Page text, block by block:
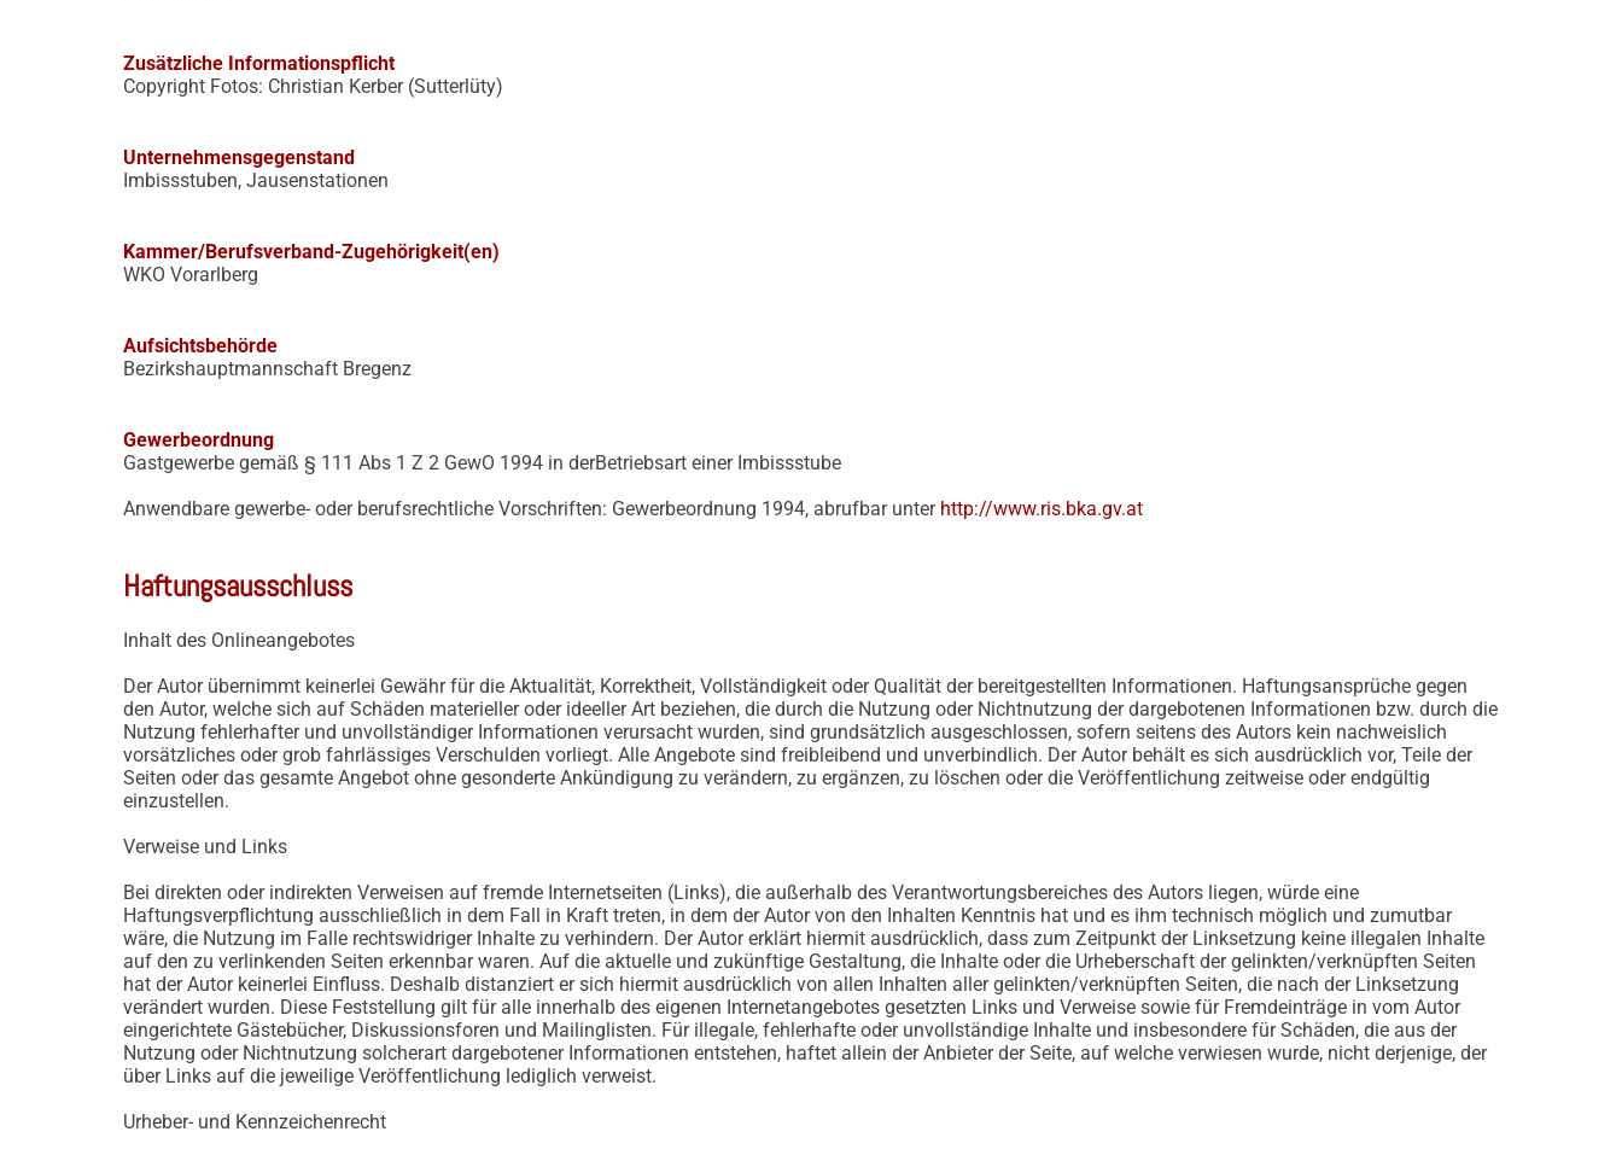
Zusätzliche Informationspflicht
Copyright Fotos: Christian Kerber (Sutterlüty)
Unternehmensgegenstand
Imbissstuben, Jausenstationen
Kammer/Berufsverband-Zugehörigkeit(en)
WKO Vorarlberg
Aufsichtsbehörde
Bezirkshauptmannschaft Bregenz
Gewerbeordnung
Gastgewerbe gemäß § 111 Abs 1 Z 2 GewO 1994 in derBetriebsart einer Imbissstube
Anwendbare gewerbe- oder berufsrechtliche Vorschriften: Gewerbeordnung 1994, abrufbar unter http://www.ris.bka.gv.at
Haftungsausschluss
Inhalt des Onlineangebotes
Der Autor übernimmt keinerlei Gewähr für die Aktualität, Korrektheit, Vollständigkeit oder Qualität der bereitgestellten Informationen. Haftungsansprüche gegen
den Autor, welche sich auf Schäden materieller oder ideeller Art beziehen, die durch die Nutzung oder Nichtnutzung der dargebotenen Informationen bzw. durch die
Nutzung fehlerhafter und unvollständiger Informationen verursacht wurden, sind grundsätzlich ausgeschlossen, sofern seitens des Autors kein nachweislich
vorsätzliches oder grob fahrlässiges Verschulden vorliegt. Alle Angebote sind freibleibend und unverbindlich. Der Autor behält es sich ausdrücklich vor, Teile der
Seiten oder das gesamte Angebot ohne gesonderte Ankündigung zu verändern, zu ergänzen, zu löschen oder die Veröffentlichung zeitweise oder endgültig
einzustellen.
Verweise und Links
Bei direkten oder indirekten Verweisen auf fremde Internetseiten (Links), die außerhalb des Verantwortungsbereiches des Autors liegen, würde eine
Haftungsverpflichtung ausschließlich in dem Fall in Kraft treten, in dem der Autor von den Inhalten Kenntnis hat und es ihm technisch möglich und zumutbar
wäre, die Nutzung im Falle rechtswidriger Inhalte zu verhindern. Der Autor erklärt hiermit ausdrücklich, dass zum Zeitpunkt der Linksetzung keine illegalen Inhalte
auf den zu verlinkenden Seiten erkennbar waren. Auf die aktuelle und zukünftige Gestaltung, die Inhalte oder die Urheberschaft der gelinkten/verknüpften Seiten
hat der Autor keinerlei Einfluss. Deshalb distanziert er sich hiermit ausdrücklich von allen Inhalten aller gelinkten/verknüpften Seiten, die nach der Linksetzung
verändert wurden. Diese Feststellung gilt für alle innerhalb des eigenen Internetangebotes gesetzten Links und Verweise sowie für Fremdeinträge in vom Autor
eingerichtete Gästebücher, Diskussionsforen und Mailinglisten. Für illegale, fehlerhafte oder unvollständige Inhalte und insbesondere für Schäden, die aus der
Nutzung oder Nichtnutzung solcherart dargebotener Informationen entstehen, haftet allein der Anbieter der Seite, auf welche verwiesen wurde, nicht derjenige, der
über Links auf die jeweilige Veröffentlichung lediglich verweist.
Urheber- und Kennzeichenrecht